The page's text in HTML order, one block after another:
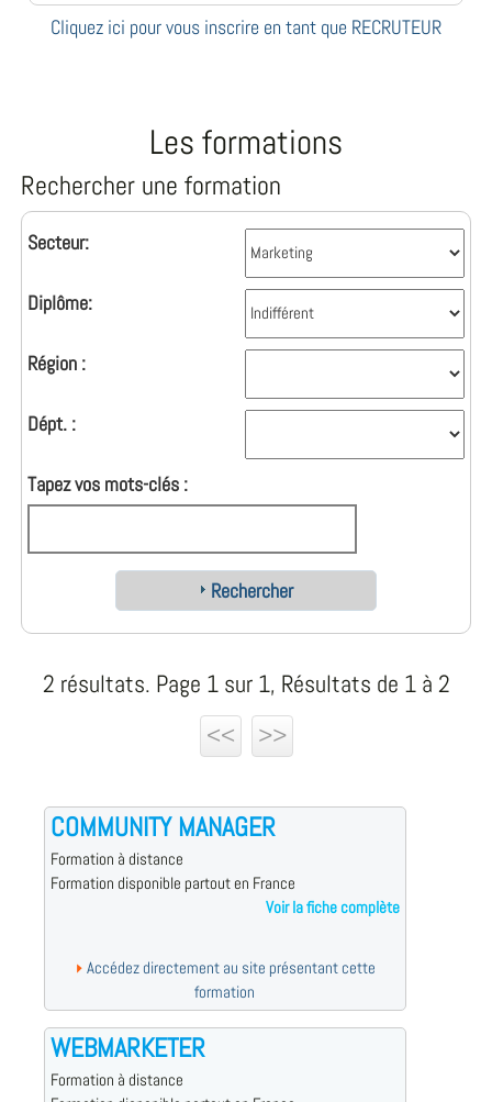
Cliquez ici pour vous inscrire en tant que RECRUTEUR
Les formations
Rechercher une formation
Secteur:
Diplôme:
Région :
Dépt. :
Tapez vos mots-clés :
Rechercher
2 résultats. Page 1 sur 1, Résultats de 1 à 2
<<
>>
COMMUNITY MANAGER
Formation à distance
Formation disponible partout en France
Voir la fiche complète
Accédez directement au site présentant cette
formation
WEBMARKETER
Formation à distance